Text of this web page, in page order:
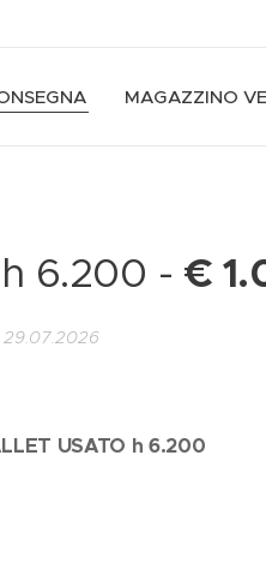
MAGAZZINO
6.200 - €
29.07.2026
USATO h 6.200